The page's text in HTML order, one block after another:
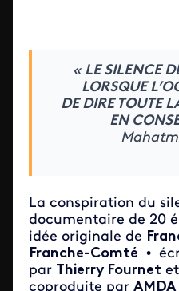
« LE SILENCE
LORSQUE
DE DIRE TOUTE
EN
La conspiration du
documentaire de 20
idée originale de
Franche-Comté •
par Thierry Fournet et
coproduite par